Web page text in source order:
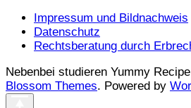
Impressum und Bildnachweis
Datenschutz
Rechtsberatung durch
Nebenbei studieren Yummy
Blossom Themes. Powered by